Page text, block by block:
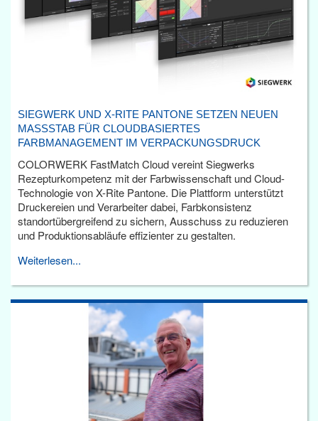
SIEGWERK UND X-RITE PANTONE SETZEN NEUEN
MASSSTAB FÜR CLOUDBASIERTES F
ARBMANAGEMENT IM VERPACKUNGSDRUCK
COLORWERK FastMatch Cloud vereint Siegwerks
Rezepturkompetenz mit der Farbwissenschaft und Cloud-
Technologie von X-Rite Pantone. Die Plattform unterstützt
Druckereien und Verarbeiter dabei, Farbkonsistenz
standortübergreifend zu sichern, Ausschuss zu reduzieren
und Produktionsabläufe effizienter zu gestalten.
Weiterlesen...